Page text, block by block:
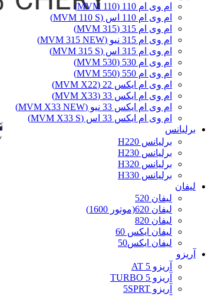
ام وی ام 110 (MVM 110)
ام وی ام 110 اس (MVM 110 S)
ام وی ام 315 (MVM 315)
ام وی ام 315 نیو (MVM 315 NEW)
ام وی ام 315 اس (MVM 315 S)
ام وی ام 530 (MVM 530)
ام وی ام 550 (MVM 550)
ام وی ام ایکس 22 (MVM X22)
ام وی ام ایکس 33 (MVM X33)
ام وی ام ایکس 33 نیو (MVM X33 NEW)
ام وی ام ایکس 33 اس (MVM X33 S)
برلیانس
برلیانس H220
برلیانس H230
برلیانس H320
برلیانس H330
لیفان
لیفان 520
لیفان 620(موتور 1600)
لیفان 820
لیفان ایکس 60
لیفان ایکس50
آریزو
آریزو 5 AT
آریزو 5 TURBO
آریزو 5SPRT